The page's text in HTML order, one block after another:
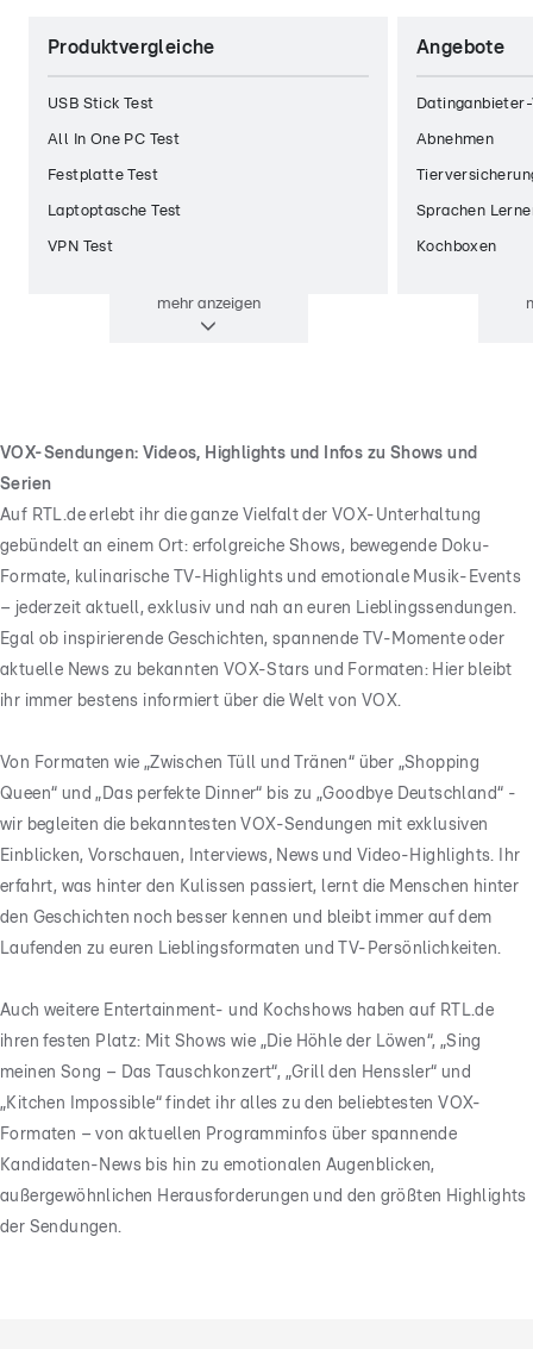
Produktvergleiche
USB Stick Test
All In One PC Test
Festplatte Test
Laptoptasche Test
VPN Test
mehranzeigen
Angebote
Abnehmen
Sprachen
Kochboxen
VOX-Sendungen: Videos, Highlights und Infos zu Shows und
Serien
Auf RTL.de erlebt ihr die ganze Vielfalt der VOX-Unterhaltung
gebündelt an einem Ort: erfolgreiche Shows, bewegende Doku-
Formate, kulinarische TV-Highlights und emotionale Musik-Events
– jederzeit aktuell, exklusiv und nah an euren Lieblingssendungen.
Egal ob inspirierende Geschichten, spannende TV-Momente oder
aktuelle News zu bekannten VOX-Stars und Formaten: Hier bleibt
ihr immer bestens informiert über die Welt von VOX.
Von Formaten wie „Zwischen Tüll und Tränen“ über „Shopping
Queen“ und „Das perfekte Dinner“ bis zu „Goodbye Deutschland“ -
wir begleiten die bekanntesten VOX-Sendungen mit exklusiven
Einblicken, Vorschauen, Interviews, News und Video-Highlights. Ihr
erfahrt, was hinter den Kulissen passiert, lernt die Menschen hinter
den Geschichten noch besser kennen und bleibt immer auf dem
Laufenden zu euren Lieblingsformaten und TV-Persönlichkeiten.
Auch weitere Entertainment- und Kochshows haben auf RTL.de
ihren festen Platz: Mit Shows wie „Die Höhle der Löwen“, „Sing
meinen Song – Das Tauschkonzert“, „Grill den Henssler“ und
„Kitchen Impossible“ findet ihr alles zu den beliebtesten VOX-
Formaten – von aktuellen Programminfos über spannende
Kandidaten-News bis hin zu emotionalen Augenblicken,
außergewöhnlichen Herausforderungen und den größten Highlights
der Sendungen.